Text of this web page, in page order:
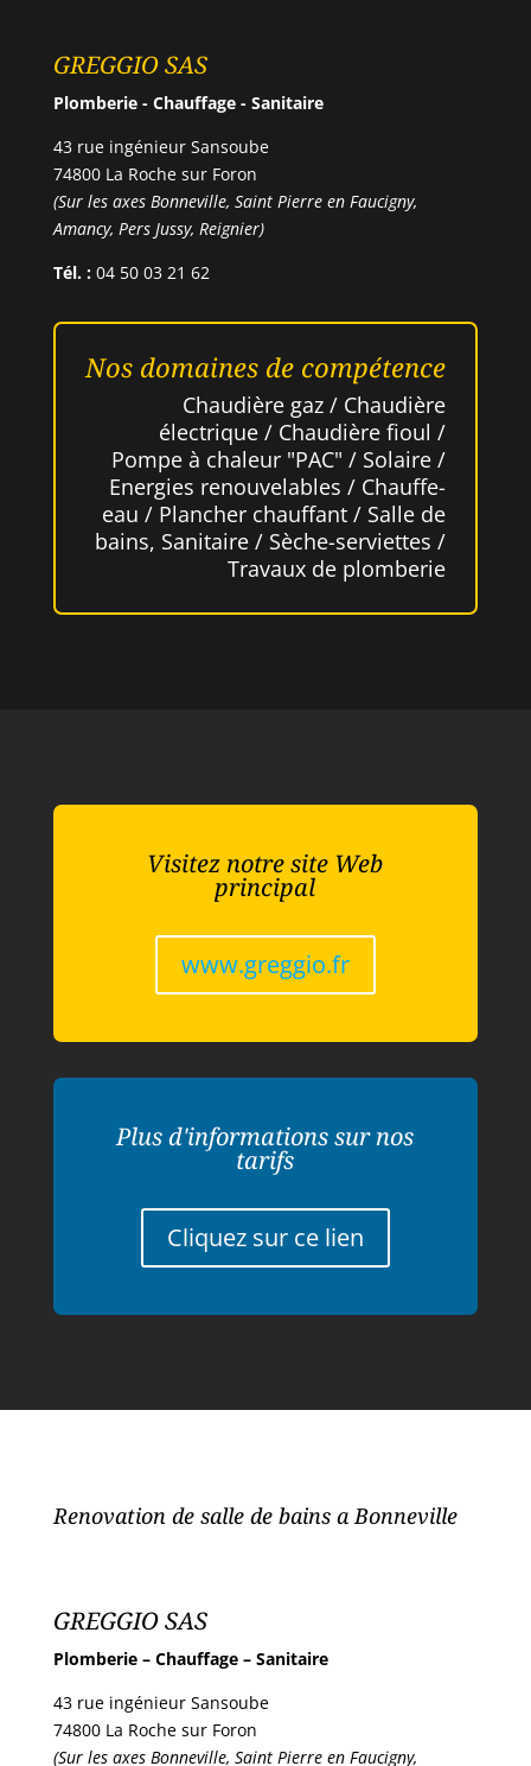
GREGGIO SAS
Plomberie - Chauffage - Sanitaire
43 rue ingénieur Sansoube
74800 La Roche sur Foron
(Sur les axes Bonneville, Saint Pierre en Faucigny,
Amancy, Pers Jussy, Reignier)
Tél. :04 50 03 21 62
Nos domaines de compétence
Chaudière gaz / Chaudière
électrique / Chaudière fioul /
Pompe à chaleur "PAC" / Solaire /
Energies renouvelables / Chauffe-
eau / Plancher chauffant / Salle de
bains, Sanitaire / Sèche-serviettes /
Travaux de plomberie
Visitez notre site Web
principal
www.greggio.fr
Plus d'informations sur nos
tarifs
Cliquez sur ce lien
Renovation de salle de bains a Bonneville
GREGGIO SAS
Plomberie – Chauffage – Sanitaire
43 rue ingénieur Sansoube
74800 La Roche sur Foron
(Sur les axes Bonneville, Saint Pierre en Faucigny,